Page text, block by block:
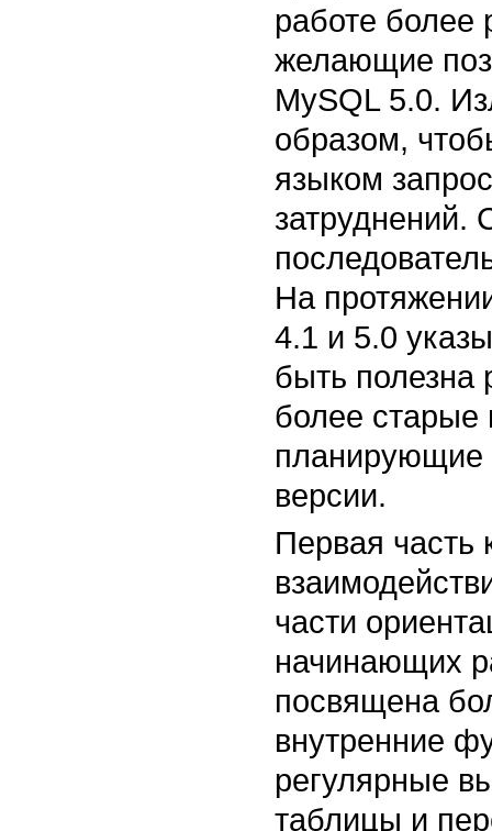
работе более
желающие
MySQL 5.0.
образом,
языком
затруднений.
На
4.1 и 5.0
быть полезна
более
планирующие
версии.
Первая часть
части
начинающих
посвящена
внутренние
регулярные
таблицы и